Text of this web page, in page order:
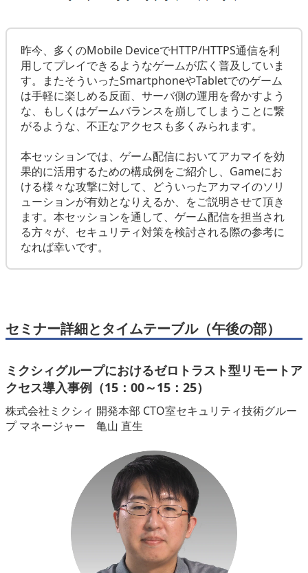
昨今、多くのMobile DeviceでHTTP/HTTPS通信を利
用してプレイできるようなゲームが広く普及していま
す。またそういったSmartphoneやTabletでのゲーム
は手軽に楽しめる反面、サーバ側の運用を脅かすよう
な、もしくはゲームバランスを崩してしまうことに繋
がるような、不正なアクセスも多くみられます。
本セッションでは、ゲーム配信においてアカマイを効
果的に活用するための構成例をご紹介し、Gameにお
ける様々な攻撃に対して、どういったアカマイのソリ
ューションが有効となりえるか、をご説明させて頂き
ます。本セッションを通して、ゲーム配信を担当され
る方々が、セキュリティ対策を検討される際の参考に
なれば幸いです。
セミナー詳細とタイムテーブル（午後の部）
ミクシィグループにおけるゼロトラスト型リモートア
クセス導入事例（15：00～15：25）
株式会社ミクシィ 開発本部 CTO室セキュリティ技術グルー
プ マネージャー 亀山 直生